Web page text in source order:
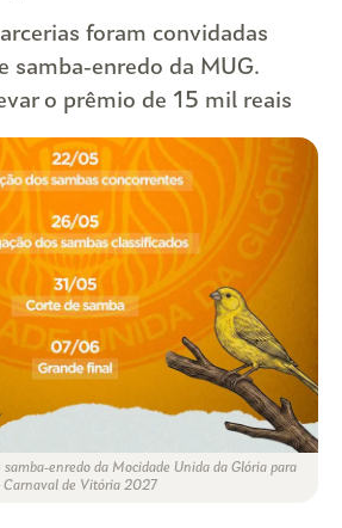
enredo da Mocidade Unida da Glória para
Carnaval de Vitória 2027
foram convidadas
samba-enredo da MUG.
o prêmio de 15 mil reais